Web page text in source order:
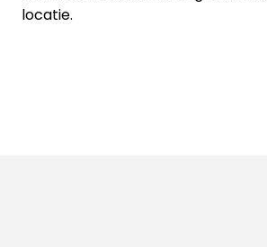
locatie.